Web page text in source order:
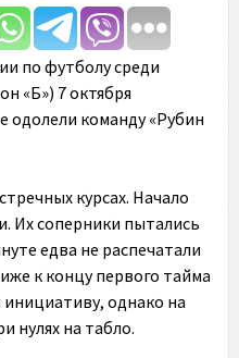
по футболу среди
«Б») 7 октября
одолели команду «Рубин
курсах. Начало
Их соперники пытались
едва не распечатали
к концу первого тайма
однако на
нулях на табло.